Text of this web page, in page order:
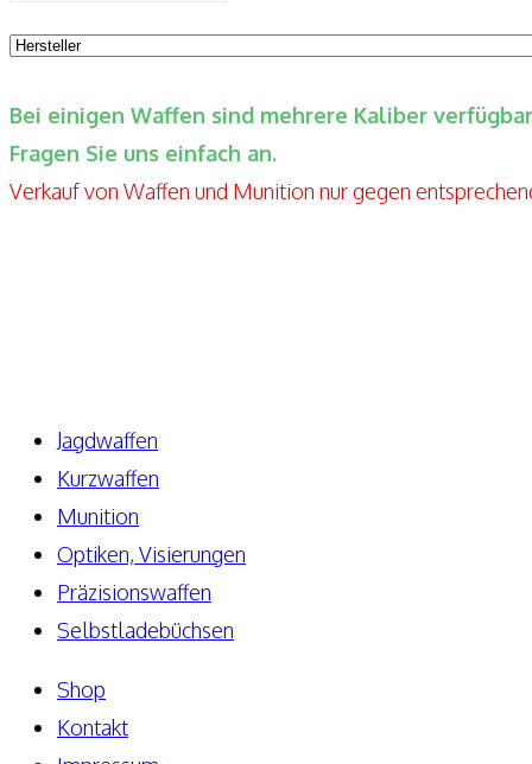
Bei einigen Waffen sind mehrere Kaliber
Fragen Sie uns einfach an.
Verkauf von Waffen und Munition nur gegen
Jagdwaffen
Kurzwaffen
Munition
Optiken, Visierungen
Präzisionswaffen
Selbstladebüchsen
Shop
Kontakt